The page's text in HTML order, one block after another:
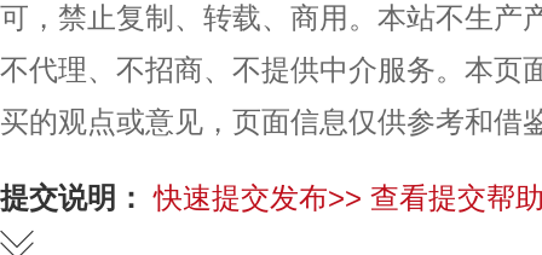
可，禁止复制、转载、商用。本站不生产
不代理、不招商、不提供中介服务。本页
买的观点或意见，页面信息仅供参考和借
提交说明： 快速提交发布>> 查看提交帮